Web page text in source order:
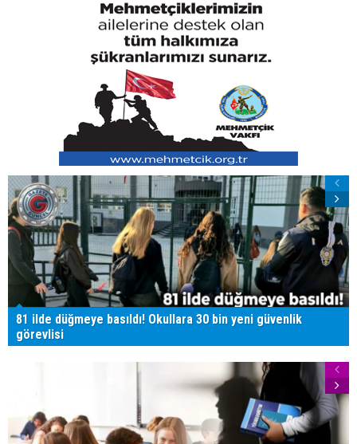
81 ilde düğmeye basıldı! Okullara 30 bin yeni güvenlik
görevlisi